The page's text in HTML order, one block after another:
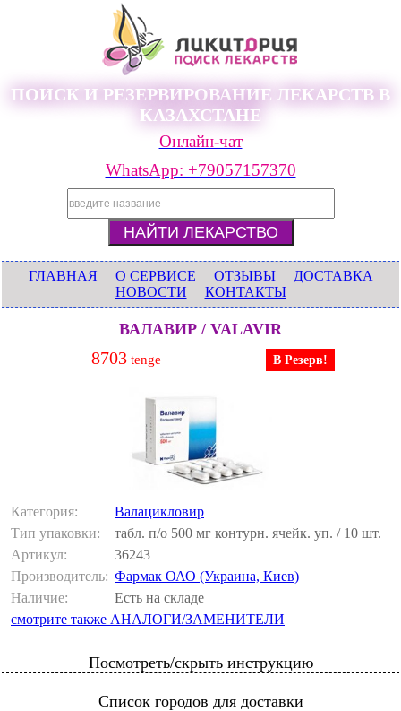
ПОИСК И РЕЗЕРВИРОВАНИЕ ЛЕКАРСТВ В
КАЗАХСТАНЕ
Онлайн-чат
WhatsApp: +79057157370
ГЛАВНАЯ О СЕРВИСЕ ОТЗЫВЫ
ДОСТАВКА
НОВОСТИ
КОНТАКТЫ
ВАЛАВИР / VALAVIR
8703 tenge В Резерв!
Категория:
Валацикловир
Тип упаковки:
табл. п/о 500 мг контурн. ячейк. уп. / 10 шт.
Артикул:
36243
Производитель: Фармак ОАО (Украина, Киев)
Наличие:
Есть на складе
смотрите также АНАЛОГИ/ЗАМЕНИТЕЛИ
Посмотреть/скрыть инструкцию
Список городов для доставки